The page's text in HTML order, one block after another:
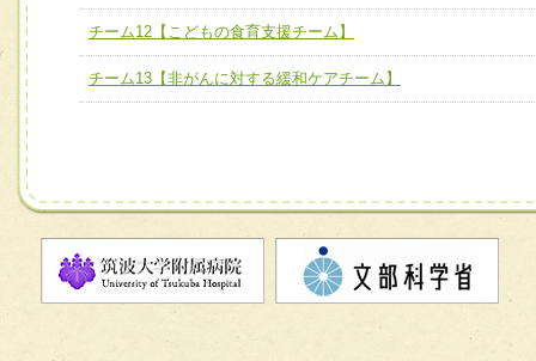
チーム11【摂食・嚥下サポートチーム】
チーム12【こどもの食育支援チーム】
チーム12【こどもの食育支援チーム】
チーム13【非がんに対する緩和ケアチーム】